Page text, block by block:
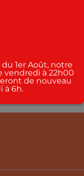
super
1er Août, notre
vendredi à 22h00
de nouveau
à 6h.